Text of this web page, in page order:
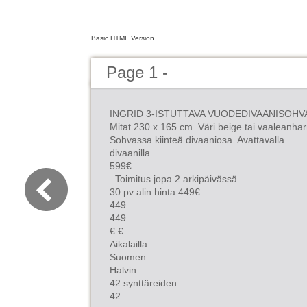
Basic HTML Version
Page 1 -
INGRID 3-ISTUTTAVA
Mitat 230 x 165 cm. Väri beige tai
Sohvassa kiinteä divaaniosa. Avattavalla
divaanilla
599€
. Toimitus jopa 2 arkipäivässä.
30 pv alin hinta 449€.
449
449
€ €
Aikalailla
Suomen
Halvin.
42 synttäreiden
42